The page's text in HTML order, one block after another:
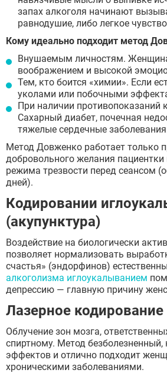
запах алкоголя начинают
равнодушие, либо легкое
Кому идеально подходит метод
Внушаемым личностям.
воображением и высокой
Тем, кто боится «химии». Если
уколами или побочными
При наличии противопоказаний
Сахарный диабет, почечная
тяжелые сердечные
Метод Довженко работает только
добровольного желания
режима трезвости перед сеансом
дней).
Кодировании
(акупунктура)
Воздействие на биологически
позволяет нормализовать
счастья» (эндорфинов)
алкоголизма иглоукалыванием
депрессию — главную причину
Лазерное кодирование
Облучение зон мозга,
спиртному. Метод
эффектов и отлично подходит
хроническими заболеваниями.
Отправить
Оставляя заявку Вы
Отправить
Оставляя заявку Вы
Отправить
Оставляя заявку Вы